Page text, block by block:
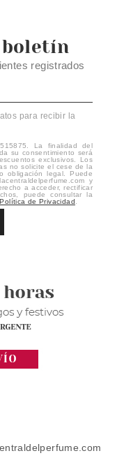
registrados
para recibir la
La finalidad del
su consentimiento será
exclusivos. Los
no solicite el cese de la
obligación legal. Puede
y
a acceder, rectificar
puede consultar la
Política de Privacidad